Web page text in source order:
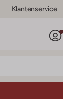
Klantenservice